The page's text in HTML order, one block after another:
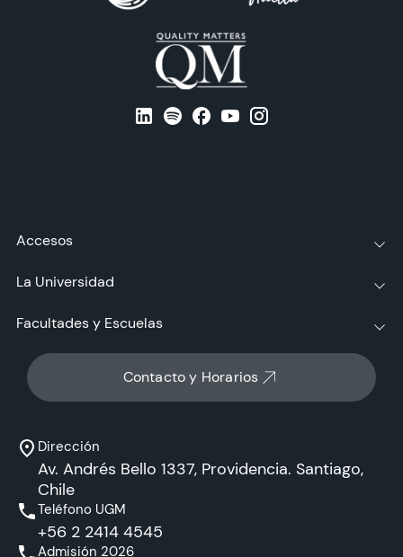
Contacto y Horarios
Dirección
Av. Andrés Bello 1337, Providencia. Santiago,
Chile
Teléfono UGM
+56 2 2414 4545
Admisión 2026
Accesos
La Universidad
Facultades y Escuelas